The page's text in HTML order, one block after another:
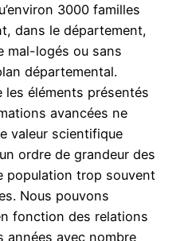
3000 familles
dans le département,
mal-logés ou sans
départemental.
les éléments présentés
avancées ne
valeur scientifique
ordre de grandeur des
population trop souvent
Nous pouvons
fonction des relations
années avec nombre